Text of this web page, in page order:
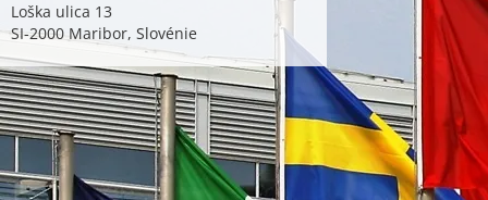
Loška ulica 13
SI-2000 Maribor, Slovénie